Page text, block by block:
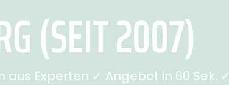
(SEIT 2007)
Experten ✓ Angebot in 60 Sek. ✓